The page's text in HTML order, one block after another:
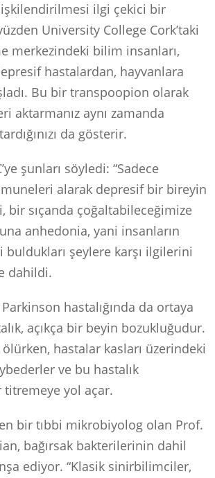
ilgi çekici bir
University College Cork’taki
merkezindeki bilim insanları,
hastalardan, hayvanlara
Bu bir transpoopion olarak
aktarmanız aynı zamanda
da gösterir.
şunları söyledi: “Sadece
alarak depresif bir bireyin
bir sıçanda çoğaltabileceğimize
anhedonia, yani insanların
buldukları şeylere karşı ilgilerini
dahildi.
hastalığında da ortaya
açıkça bir beyin bozukluğudur.
hastalar kasları üzerindeki
ve bu hastalık
yol açar.
bir tıbbi mikrobiyolog olan Prof.
bağırsak bakterilerinin dahil
ediyor. “Klasik sinirbilimciler,